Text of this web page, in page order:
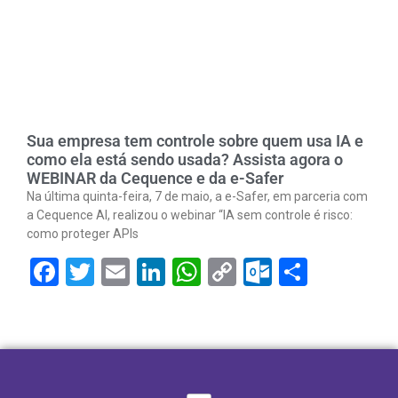
Sua empresa tem controle sobre quem usa IA e
como ela está sendo usada? Assista agora o
WEBINAR da Cequence e da e-Safer
Na última quinta-feira, 7 de maio, a e-Safer, em parceria com
a Cequence AI, realizou o webinar “IA sem controle é risco:
como proteger APIs
Facebook
Twitter
EmailLinkedIn
WhatsApp
Copy